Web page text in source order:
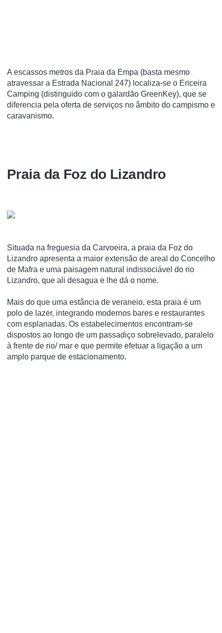
A escassos metros da Praia da Empa (basta mesmo
atravessar a Estrada Nacional 247) localiza-se o Ericeira
Camping (distinguido com o galardão GreenKey), que se
diferencia pela oferta de serviços no âmbito do campismo e
caravanismo.
Praia da Foz do Lizandro
Situada na freguesia da Carvoeira, a praia da Foz do
Lizandro apresenta a maior extensão de areal do Concelho
de Mafra e uma paisagem natural indissociável do rio
Lizandro, que ali desagua e lhe dá o nome.
Mais do que uma estância de veraneio, esta praia é um
polo de lazer, integrando modernos bares e restaurantes
com esplanadas. Os estabelecimentos encontram-se
dispostos ao longo de um passadiço sobrelevado, paralelo
à frente de rio/ mar e que permite efetuar a ligação a um
amplo parque de estacionamento.